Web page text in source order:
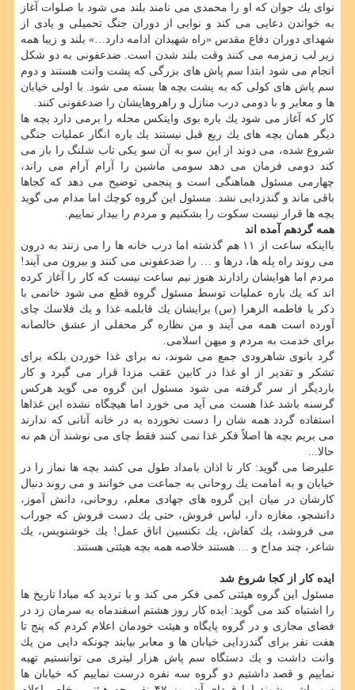
نوای یك جوان كه او را محمدی می نامند بلند می شود با صلوات آغاز
به خواندن دعایی می كند و نوایی از دوران جنگ تحمیلی و یادی از
شهدای دوران دفاع مقدس «راه شهیدان ادامه دارد…» بلند و زیبا همه
زیر لب زمزمه می كنند وقت بلند شدن است. ضدعفونی به دو شكل
انجام می شود ابتدا سم پاش های بزرگی كه پشت وانت هستند و دوم
سم پاش های كولی كه به پشت بچه ها بسته می شود. با اولی خیابان
ها و معابر و با دومی درب منازل و راهروهایشان را ضدعفونی كنند.
كار كه آغاز می شود یك باره بوی وایتكس محله را برمی دارد بچه ها
دیگر همان بچه های یك ربع قبل نیستند یك باره انگار عملیات جنگی
شروع شده، می دوند از این سو به آن سو یكی تاب شلنگ را باز می
كند دومی فرمان می دهد سومی ماشین را آرام آرام می راند،
چهارمی مسئول هماهنگی است و پنجمی توضیح می دهد كه كجاها
باقی ماند و گندزدایی نشد. مسئول این گروه كوچك اما مدام می گوید
بچه ها قرار نیست سكوت را بشكنیم و مردم را بیدار نماییم.
همه گردهم آمده اند
بااینكه ساعت از ۱۱ هم گذشته اما درب خانه ها را می زنند به درون
می روند راه پله ها، درها و … را ضدعفونی می كنند و بیرون می آیند!
مردم اما هوایشان رادارند هنوز نیم ساعت نیست كه كار را آغاز كرده
اند كه یك باره عملیات توسط مسئول گروه قطع می شود خانمی با
ذكر یا فاطمه الزهرا (س) برایشان یك قابلمه غذا و یك فلاسك چای
آورده است همه می آیند و من نظاره گر محفلی از عشق خالصانه
برای خدمت به مردم و میهن اسلامی.
گرد بانوی شاهرودی جمع می شوند، نه برای غذا خوردن بلكه برای
تشكر و تقدیر از او غذا در كابین عقب مزدا قرار می گیرد و كار
باردیگر از سر گرفته می شود مسئول این گروه می گوید هركس
گرسنه باشد غذا هست می آید می خورد اما هیچگاه نشده این غذاها
استفاده گردد همه شان را دست نخورده به در خانه آنانی كه ندارند
می بریم بچه ها اصلاً فكر غذا نمی كنند فقط چای می نوشند آن هم نه
حالا...
علیرضا می گوید: كار تا اذان بامداد طول می كشد بچه ها نماز را در
خیابان و به امامت یك روحانی به جماعت می خوانند و می روند دنبال
كارشان در میان این گروه های جهادی معلم، روحانی، دانش آموز،
دانشجو، مغازه دار، لباس فروش، حتی یك دست فروش كه جوراب
می فروشد، یك كفاش، یك تكنسین اتاق عمل! یك خوشنویس، یك
شاعر، چند مداح و … هستند خلاصه همه بچه هیئتی هستند.
ایده كار از كجا شروع شد
مسئول این گروه هیئتی كمی فكر می كند و با تردید كه مبادا تاریخ ها
را اشتباه كند می گوید: ایده كار روز هشتم اسفندماه به سرمان زد در
فضای مجازی و در گروه پایگاه و هیئت خودمان اعلام كردم كه پنج تا
هفت نفر برای گندزدایی خیابان ها و معابر بیایند چونكه دایی من یك
وانت داشت و یك دستگاه سم پاش هزار لیتری می توانستیم تهیه
نماییم و قصد داشتیم دو گروه سه نفره درست نماییم كه خیابان ها